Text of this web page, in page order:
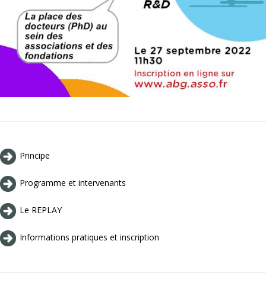
Principe
Programme et intervenants
Le REPLAY
Informations pratiques et inscription